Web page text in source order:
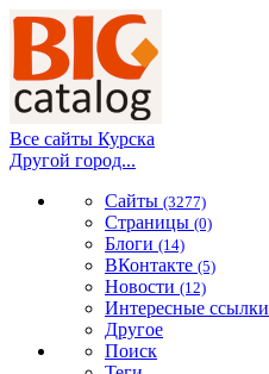
Все сайты Курска
Другой город...
Сайты (3277)
Страницы (0)
Блоги (14)
ВКонтакте (5)
Новости (12)
Интересные ссылки
Другое
Поиск